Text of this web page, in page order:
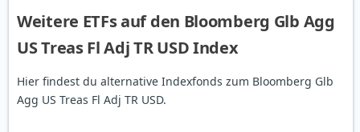
Weitere ETFs auf den Bloomberg Glb Agg
US Treas Fl Adj TR USD Index
Hier findest du alternative Indexfonds zum Bloomberg Glb
Agg US Treas Fl Adj TR USD.